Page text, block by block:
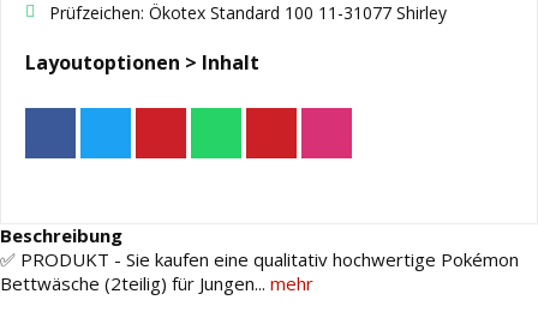
Prüfzeichen: Ökotex Standard 100 11-31077 Shirley
Layoutoptionen > Inhalt
Beschreibung
✅ PRODUKT - Sie kaufen eine qualitativ hochwertige Pokémon
Bettwäsche (2teilig) für Jungen... mehr